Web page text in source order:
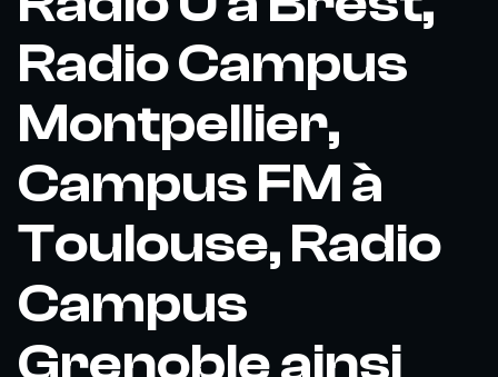
Radio Campus
Montpellier,
Campus FM à
Toulouse, Radio
Campus
Grenoble ainsi